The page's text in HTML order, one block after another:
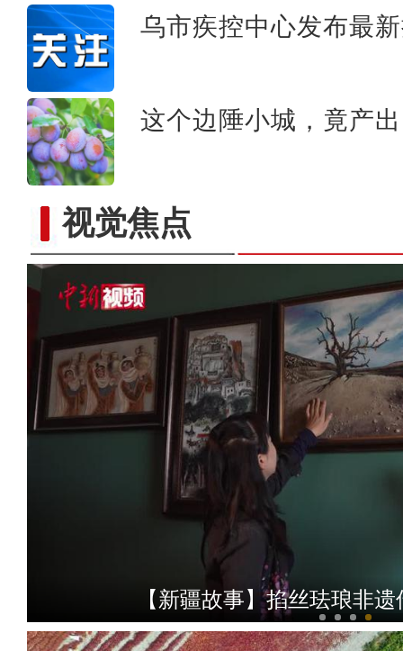
乌市疾控中心发布最
这个边陲小城，竟产
视觉焦点【铸牢共同体 中华一家亲】
【新疆故事】掐丝珐琅非